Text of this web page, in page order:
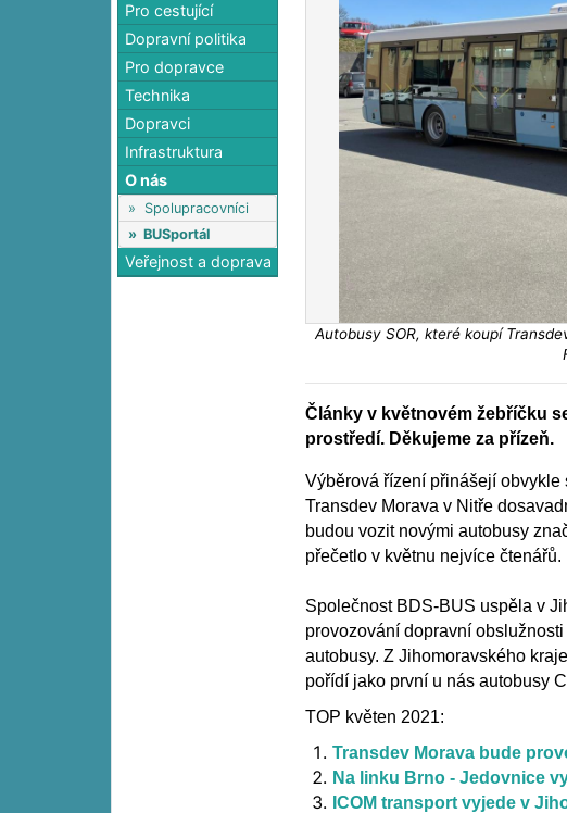
Pro cestující
Dopravní politika
Pro dopravce
Technika
Dopravci
Infrastruktura
O nás
» Spolupracovníci
» BUSportál
Veřejnost a doprava
Autobusy SOR, které koupí
Články v květnovém žebříčku
prostředí. Děkujeme za přízeň.
Výběrová řízení přinášejí
Transdev Morava v Nitře
budou vozit novými autobusy
přečetlo v květnu nejvíce čtenářů.
Společnost BDS-BUS uspěla v
provozování dopravní
autobusy. Z Jihomoravského
pořídí jako první u nás autobusy
TOP květen 2021:
Transdev Morava bude
Na linku Brno - Jedovnice
ICOM transport vyjede v